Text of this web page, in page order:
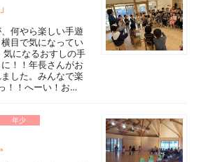
何やら楽しい手遊
目で気になってい
気になるおすしの手
！！年長さんがお
した。みんなで楽
！！へーい！お…
年少